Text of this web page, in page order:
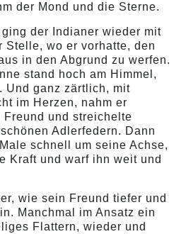
der Mond und die Sterne.
der Indianer wieder mit
Stelle, wo er vorhatte, den
in den Abgrund zu werfen.
stand hoch am Himmel,
Und ganz zärtlich, mit
im Herzen, nahm er
und streichelte
Adlerfedern. Dann
schnell um seine Achse,
Kraft und warf ihn weit und
wie sein Freund tiefer und
Manchmal im Ansatz ein
Flattern, wieder und